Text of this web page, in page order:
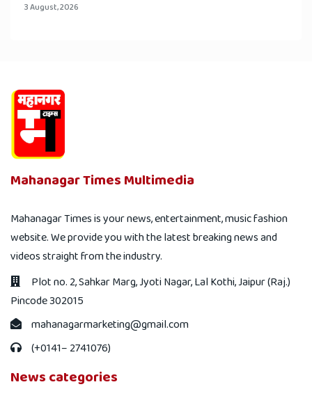
3 August, 2026
Mahanagar Times Multimedia
Mahanagar Times is your news, entertainment, music fashion
website. We provide you with the latest breaking news and
videos straight from the industry.
Plot no. 2, Sahkar Marg, Jyoti Nagar, Lal Kothi, Jaipur (Raj.)
Pincode 302015
mahanagarmarketing@gmail.com
(+0141– 2741076)
News categories